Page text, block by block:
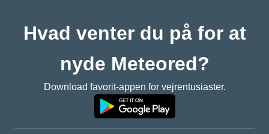
Hvad venter du på for at
nyde Meteored?
Download favorit-appen for vejrentusiaster.